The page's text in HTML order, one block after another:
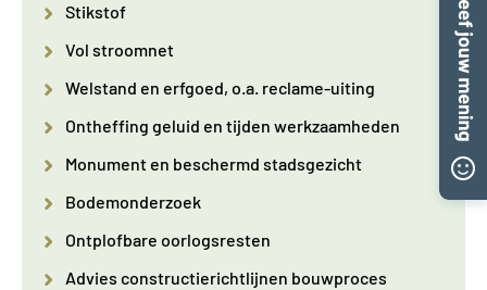
Stikstof
Vol stroomnet
Welstand en erfgoed, o.a. reclame-uiting
Ontheffing geluid en tijden werkzaamheden
Monument en beschermd stadsgezicht
Bodemonderzoek
Ontplofbare oorlogsresten
Advies constructierichtlijnen bouwproces